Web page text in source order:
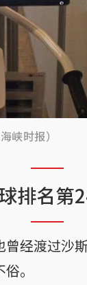
峡时报）
排名第
经渡过沙
。